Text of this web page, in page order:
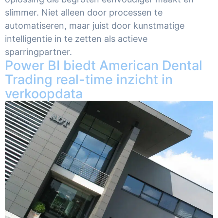
slimmer. Niet alleen door processen te
automatiseren, maar juist door kunstmatige
intelligentie in te zetten als actieve
sparringpartner.
Power BI biedt American Dental
Trading real-time inzicht in
verkoopdata